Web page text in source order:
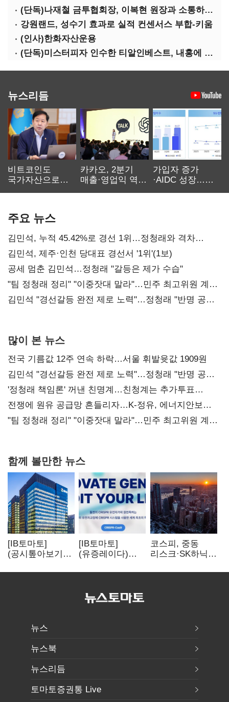
(단독)나재철 금투협회장, 이복현 원장과 소통하는 사이?
강원랜드, 성수기 효과로 실적 컨센서스 부합-키움
(인사)한화자산운용
(단독)미스터피자 인수한 티알인베스트, 내홍에 무너진 멜파스 인수전 참여
뉴스리듬
비트코인도
국가자산으로…'
카카오, 2분기
매출·영업익 역대
가입자 증가
·AIDC 성장…
주요 뉴스
김민석, 누적 45.42%로 경선 1위…정청래와 격차
0.86%p(2보)
김민석, 제주·인천 당대표 경선서 '1위'(1보)
공세 멈춘 김민석…정청래 "갈등은 제가 수습"
"팀 정청래 정리" "이중잣대 말라"…민주 최고위원 계파
다툼 격화
김민석 "경선갈등 완전 제로 노력"…정청래 "반명 공세
많이 본 뉴스
전국 기름값 12주 연속 하락…서울 휘발윳값 1909원
김민석 "경선갈등 완전 제로 노력"…정청래 "반명 공세
사과부터"
'정청래 책임론' 꺼낸 친명계…친청계는 추가투표
때리기
전쟁에 원유 공급망 흔들리자…K-정유, 에너지안보
핵심으로 재부상
"팀 정청래 정리" "이중잣대 말라"…민주 최고위원 계파
함께 볼만한 뉴스
[IB토마토]
(공시톺아보기)
바로 매출로
[IB토마토]
(유증레이다)
3분의 1 토막…
비용부터 챙긴다
코스피, 중동
리스크·SK하닉
뒷걸음
뉴스
뉴스북
뉴스리듬
토마토증권통 Live